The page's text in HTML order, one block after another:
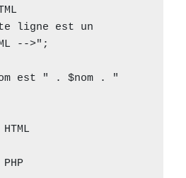
ligne est un
-->";
est " . $nom . "